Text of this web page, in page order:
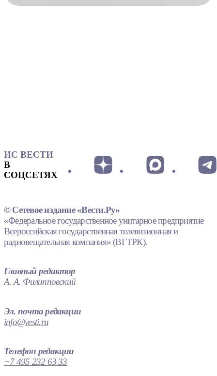
ИС ВЕСТИ
В
СОЦСЕТЯХ
© Сетевое издание «Вести.Ру»
«Федеральное государственное унитарное предприятие
Всероссийская государственная телевизионная и
радиовещательная компания» (ВГТРК).
Главный редактор
А. А. Филипповский
Эл. почта редакции
info@vesti.ru
Телефон редакции
+7 495 232 63 33